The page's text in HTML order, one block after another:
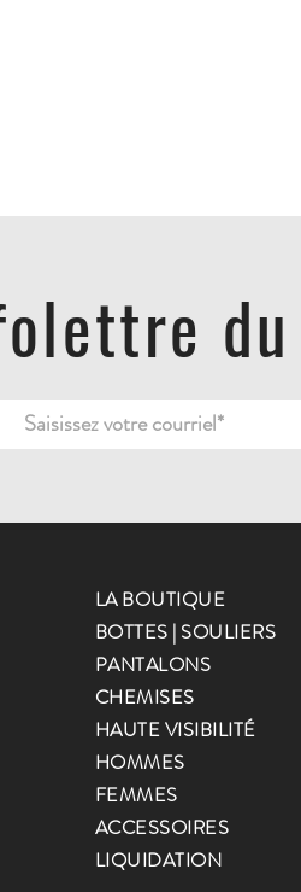
LA BOUTIQUE
BOTTES | SOULIERS
PANTALONS
CHEMISES
HAUTE VISIBILITÉ
HOMMES
FEMMES
ACCESSOIRES
LIQUIDATION